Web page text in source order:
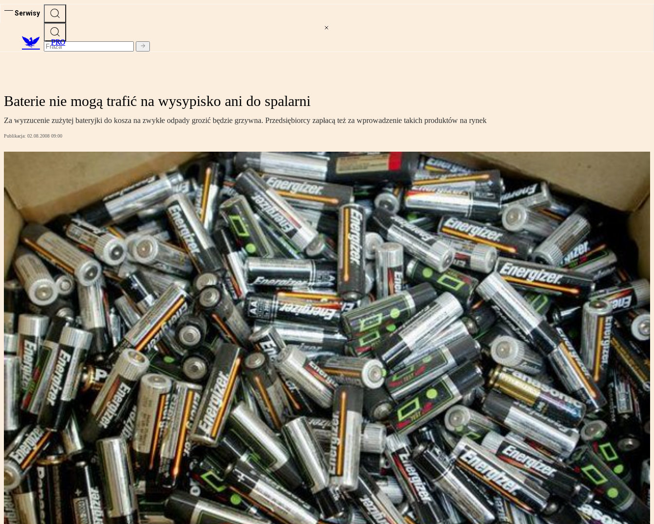
Serwisy
PRO
Baterie nie mogą trafić na wysypisko ani do spalarni
Za wyrzucenie zużytej bateryjki do kosza na zwykłe odpady grozić będzie grzywna. Przedsiębiorcy zapłacą też za wprowadzenie takich produktów na rynek
Publikacja: 02.08.2008 09:00